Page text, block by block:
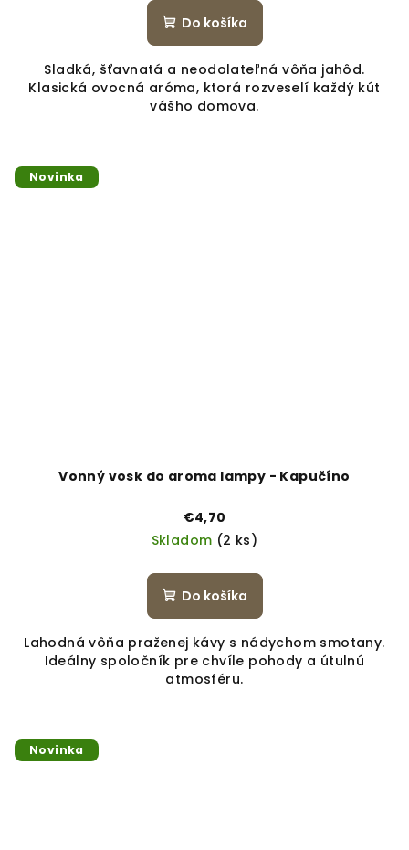
Do košíka
Sladká, šťavnatá a neodolateľná vôňa jahôd.
Klasická ovocná aróma, ktorá rozveselí každý kút
vášho domova.
Novinka
Vonný vosk do aroma lampy - Kapučíno
€4,70
Skladom (2 ks)
Do košíka
Lahodná vôňa praženej kávy s nádychom smotany.
Ideálny spoločník pre chvíle pohody a útulnú
atmosféru.
Novinka